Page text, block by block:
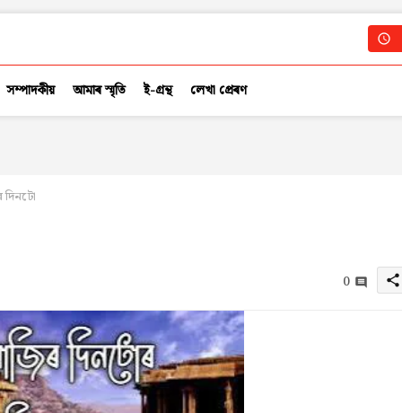
সম্পাদকীয় আমাৰ স্মৃতি ই-গ্ৰন্থ লেখা প্ৰেৰণ
দিনটো
0 share